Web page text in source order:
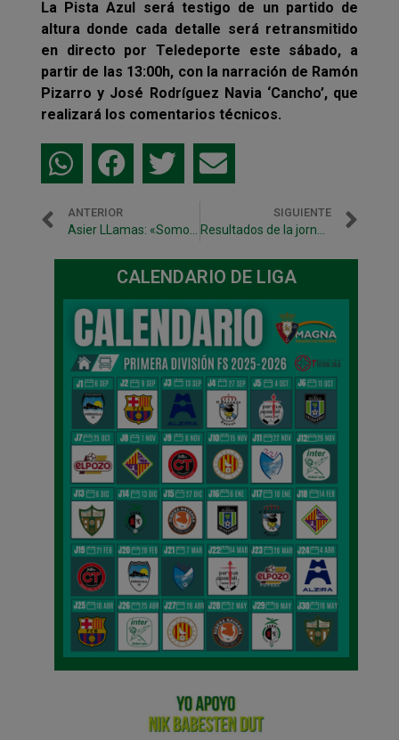
La Pista Azul será testigo de un partido de
altura donde cada detalle será retransmitido
en directo por Teledeporte este sábado, a
partir de las 13:00h, con la narración de Ramón
Pizarro y José Rodríguez Navia ‘Cancho’, que
realizará los comentarios técnicos.
ANTERIOR SIGUIENTE
CALENDARIO DE LIGA